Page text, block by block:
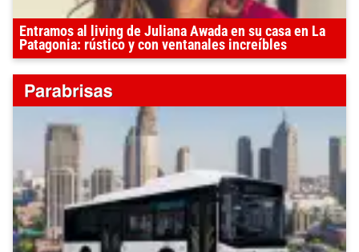
Entramos al living de Juliana Awada en su casa en La
Patagonia: rústico y con ventanales increíbles